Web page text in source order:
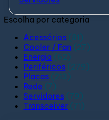
Escolha por categoria
Acessórios (81)
Cooler / Fan (27)
Energia (62)
Periféricos (279)
Placas (213)
Rede (7)
Servidores (79)
Transceiver (71)